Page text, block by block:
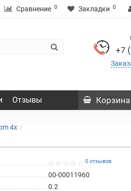
Сравнение 0 Закладки 0
+7
Отзывы Корзина
4x
0 отзывов
00-00011960
0.2